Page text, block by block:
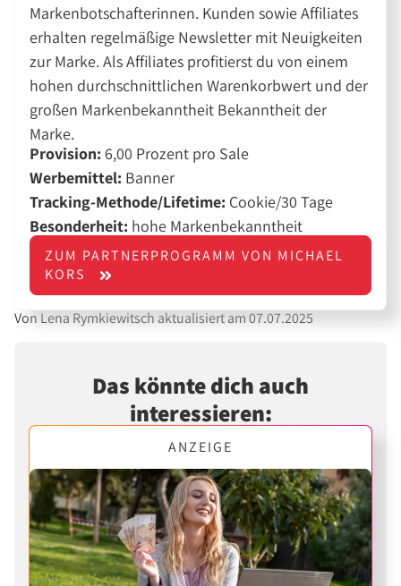
Markenbotschafterinnen. Kunden sowie Affiliates
erhalten regelmäßige Newsletter mit Neuigkeiten
zur Marke. Als Affiliates profitierst du von einem
hohen durchschnittlichen Warenkorbwert und der
großen Markenbekanntheit Bekanntheit der
Marke.
Provision: 6,00 Prozent pro Sale
Werbemittel: Banner
Tracking-Methode/Lifetime: Cookie/30 Tage
Besonderheit: hohe Markenbekanntheit
ZUM PARTNERPROGRAMM VON MICHAEL
KORS
Von Lena Rymkiewitsch aktualisiert am 07.07.2025
Das könnte dich auch
interessieren:
ANZEIGE